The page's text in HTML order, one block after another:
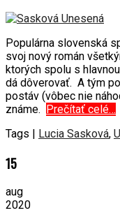
Populárna slovenská
svoj nový román
ktorých spolu s
dá dôverovať. A tým
postáv (vôbec nie
známe. Prečítať celé…
Tags | Lucia Sasková,
15
aug
2020